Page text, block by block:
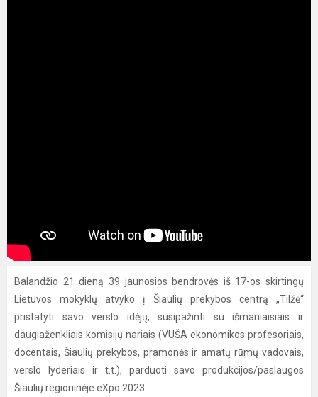
Balandžio 21 dieną 39 jaunosios bendrovės iš 17-os skirtingų
Lietuvos mokyklų atvyko į Šiaulių prekybos centrą „Tilžė“
pristatyti savo verslo idėjų, susipažinti su išmaniaisiais ir
daugiaženkliais komisijų nariais (VUŠA ekonomikos profesoriais,
docentais, Šiaulių prekybos, pramonės ir amatų rūmų vadovais,
verslo lyderiais ir t.t.), parduoti savo produkcijos/paslaugos
Šiaulių regioninėje eXpo 2023.